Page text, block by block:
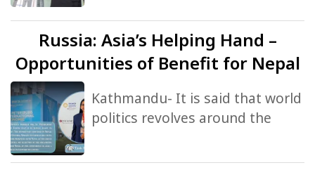
Russia: Asia’s Helping Hand –
Opportunities of Benefit for Nepal
Kathmandu- It is said that world
politics revolves around the